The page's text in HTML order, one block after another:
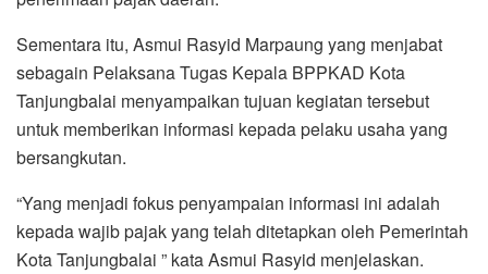
Sementara itu, Asmui Rasyid Marpaung yang menjabat
sebagain Pelaksana Tugas Kepala BPPKAD Kota
Tanjungbalai menyampaikan tujuan kegiatan tersebut
untuk memberikan informasi kepada pelaku usaha yang
bersangkutan.
“Yang menjadi fokus penyampaian informasi ini adalah
kepada wajib pajak yang telah ditetapkan oleh Pemerintah
Kota Tanjungbalai ” kata Asmui Rasyid menjelaskan.